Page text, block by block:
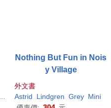
Mini
Nothing But Fun in Nois
y Village
外文書
Astrid
Lindgren Grey Mini